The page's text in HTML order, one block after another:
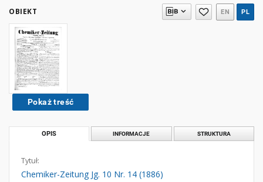
OBIEKT EN PL
Pokaż treść
OPIS INFORMACJE STRUKTURA
Tytuł:
Chemiker-Zeitung Jg. 10 Nr. 14 (1886)